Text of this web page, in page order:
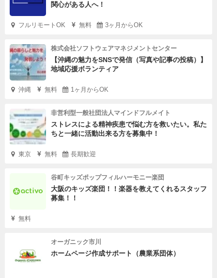
関心がある人へ！
フルリモートOK 無料 3ヶ月からOK
株式会社ソフトウェアマネジメントセンター
【沖縄の魅力をSNSで発信（写真や記事の投稿）】
地域応援ボランティア
沖縄 無料 1ヶ月からOK
非営利型一般社団法人マインドフルメイト
ストレスによる精神疾患で悩む方を救いたい。私た
ちと一緒に活動出来る方を募集中！
東京 無料 長期歓迎
谷町キッズポップフィルハーモニー楽団
大阪のキッズ楽団！！楽器を教えてくれるスタッフ
募集！！
無料
オーガニック市川
ホームページ作成サポート（農業系団体）